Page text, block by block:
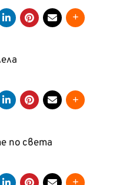
по света